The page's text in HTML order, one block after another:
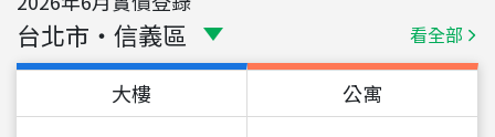
台北市 ・ 信義區 看全部
大樓 公寓